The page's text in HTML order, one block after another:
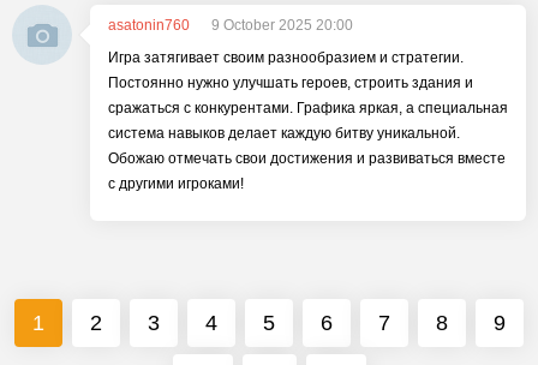
asatonin760
9 October 2025 20:00
Игра затягивает своим разнообразием и стратегии.
Постоянно нужно улучшать героев, строить здания и
сражаться с конкурентами. Графика яркая, а специальная
система навыков делает каждую битву уникальной.
Обожаю отмечать свои достижения и развиваться вместе
с другими игроками!
1 2 3 4 5 6 7 8 9